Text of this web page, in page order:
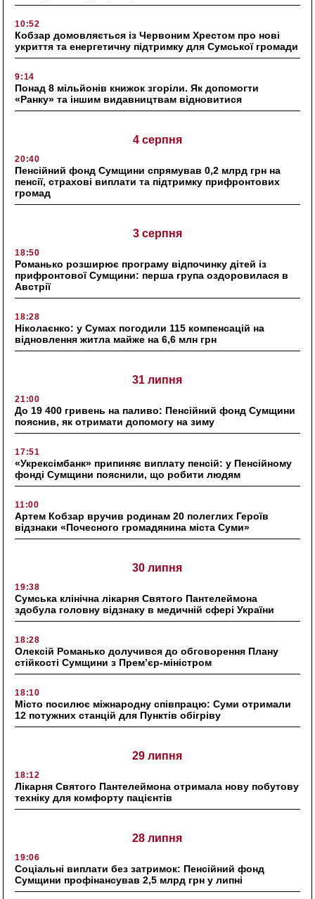
10:52
Кобзар домовляється із Червоним Хрестом про нові
укриття та енергетичну підтримку для Сумської громади
9:14
Понад 8 мільйонів книжок згоріли. Як допомогти
«Ранку» та іншим видавництвам відновитися
4 серпня
20:40
Пенсійний фонд Сумщини спрямував 0,2 млрд грн на
пенсії, страхові виплати та підтримку прифронтових
громад
3 серпня
18:50
Романько розширює програму відпочинку дітей із
прифронтової Сумщини: перша група оздоровилася в
Австрії
18:28
Ніколаєнко: у Сумах погодили 115 компенсацій на
відновлення житла майже на 6,6 млн грн
31 липня
21:00
До 19 400 гривень на паливо: Пенсійний фонд Сумщини
пояснив, як отримати допомогу на зиму
17:51
«Укрексімбанк» припиняє виплату пенсій: у Пенсійному
фонді Сумщини пояснили, що робити людям
11:00
Артем Кобзар вручив родинам 20 полеглих Героїв
відзнаки «Почесного громадянина міста Суми»
30 липня
19:38
Сумська клінічна лікарня Святого Пантелеймона
здобула головну відзнаку в медичній сфері України
18:28
Олексій Романько долучився до обговорення Плану
стійкості Сумщини з Прем’єр-міністром
18:10
Місто посилює міжнародну співпрацю: Суми отримали
12 потужних станцій для Пунктів обігріву
29 липня
18:12
Лікарня Святого Пантелеймона отримала нову побутову
техніку для комфорту пацієнтів
28 липня
19:06
Соціальні виплати без затримок: Пенсійний фонд
Сумщини профінансував 2,5 млрд грн у липні